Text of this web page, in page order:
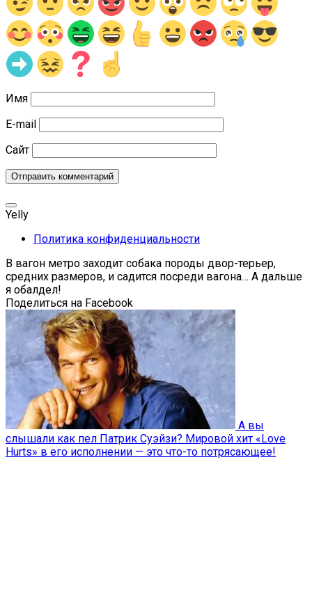
Имя
E-mail
Сайт
Yelly
Политика конфиденциальности
В вагон метро заходит собака породы двор-терьер,
средних размеров, и садится посреди вагона… А дальше
я обалдел!
Поделиться на Facebook
А вы
слышали как пел Патрик Суэйзи? Мировой хит «Love
Hurts» в его исполнении — это что-то потрясающее!